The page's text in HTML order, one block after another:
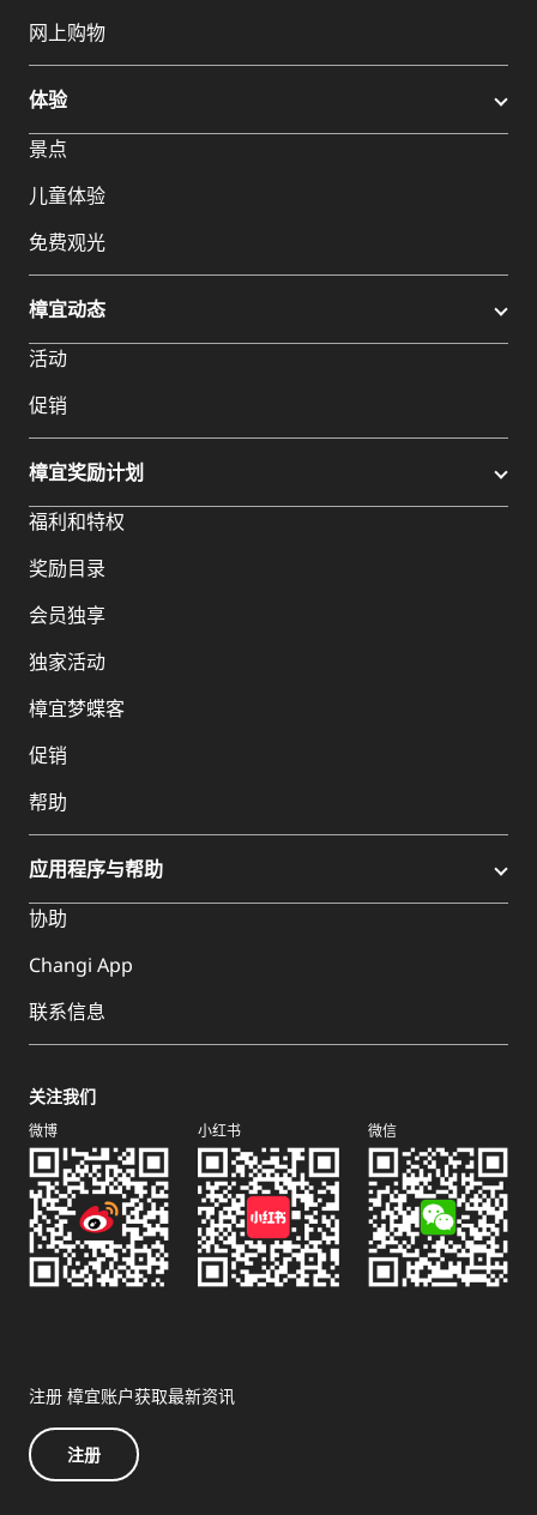
网上购物
体验
景点
儿童体验
免费观光
樟宜动态
活动
促销
樟宜奖励计划
福利和特权
奖励目录
会员独享
独家活动
樟宜梦蝶客
促销
帮助
应用程序与帮助
协助
Changi App
联系信息
关注我们
微博 小红书 微信
注册 樟宜账户获取最新资讯
注册